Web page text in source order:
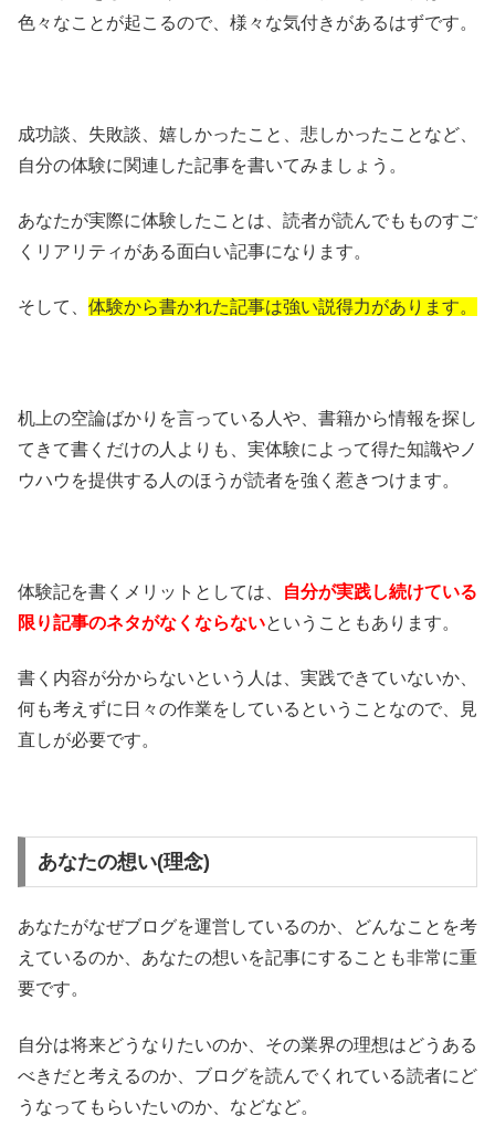
色々なことが起こるので、様々な気付きがあるはずです。
成功談、失敗談、嬉しかったこと、悲しかったことなど、
自分の体験に関連した記事を書いてみましょう。
あなたが実際に体験したことは、読者が読んでもものすご
くリアリティがある面白い記事になります。
そして、 体験から書かれた記事は強い説得力があります。
机上の空論ばかりを言っている人や、書籍から情報を探し
てきて書くだけの人よりも、実体験によって得た知識やノ
ウハウを提供する人のほうが読者を強く惹きつけます。
体験記を書くメリットとしては、
自分が実践し続けている
限り記事のネタがなくならないということもあります。
書く内容が分からないという人は、実践できていないか、
何も考えずに日々の作業をしているということなので、見
直しが必要です。
あなたの想い(理念)
あなたがなぜブログを運営しているのか、どんなことを考
えているのか、あなたの想いを記事にすることも非常に重
要です。
自分は将来どうなりたいのか、その業界の理想はどうある
べきだと考えるのか、ブログを読んでくれている読者にど
うなってもらいたいのか、などなど。